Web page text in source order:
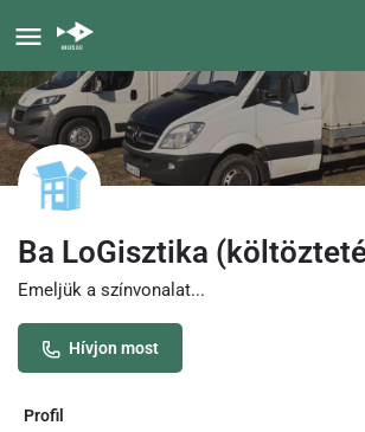
Ba LoGisztika
Emeljük a színvonalat...
Hívjon most
Profil